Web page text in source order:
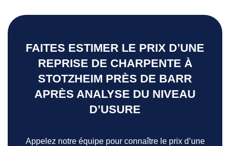
FAITES ESTIMER LE PRIX D’UNE
REPRISE DE CHARPENTE À
STOTZHEIM PRÈS DE BARR
APRÈS ANALYSE DU NIVEAU
D’USURE
Appelez notre équipe pour connaître le prix d’une